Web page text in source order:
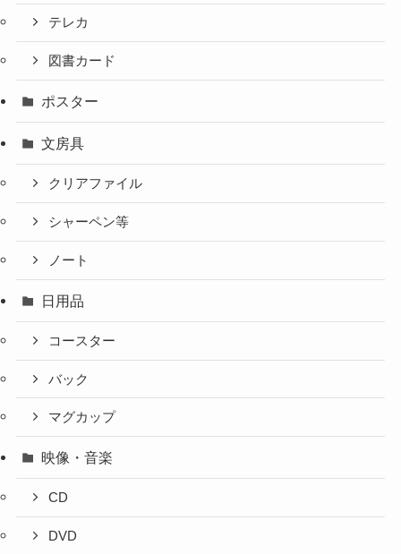
テレカ
図書カード
ポスター
文房具
クリアファイル
シャーペン等
ノート
日用品
コースター
バック
マグカップ
映像・音楽
CD
DVD